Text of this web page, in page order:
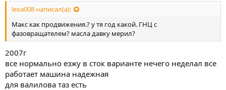
lexa008 написал(а):
Макс как продвижения.? у тя год какой. ГНЦ с
фазовращателем? масла давку мерил?
2007г
все нормально езжу в сток варианте нечего неделал все
работает машина надежная
для валилова таз есть